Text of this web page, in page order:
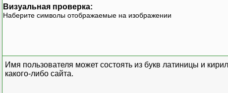
Визуальная проверка:
Наберите символы отображаемые на изображении
Имя пользователя может состоять из букв латиницы и
какого-либо сайта.